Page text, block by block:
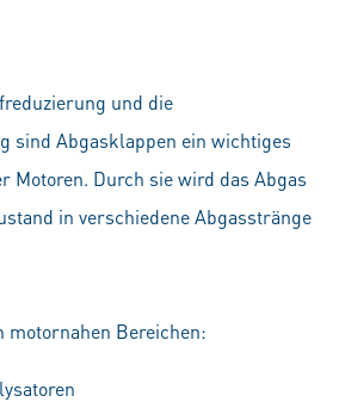
und die
sind Abgasklappen ein wichtiges
Motoren. Durch sie wird das Abgas
in verschiedene Abgasstränge
motornahen Bereichen: